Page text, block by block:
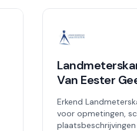
Van Eester
Erkend
voor opmetingen,
plaatsbeschrijvingen